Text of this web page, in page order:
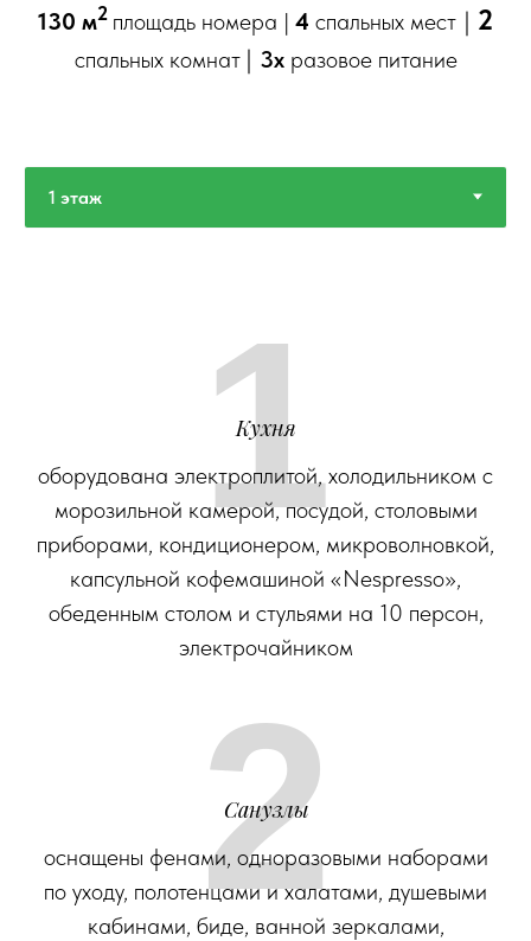
130 м2 площадь номера | 4 спальных мест | 2
спальных комнат | 3х разовое питание
Кухня
оборудована электроплитой, холодильником с
морозильной камерой, посудой, столовыми
приборами, кондиционером, микроволновкой,
капсульной кофемашиной «Nespresso»,
обеденным столом и стульями на 10 персон,
электрочайником
1
Санузлы
оснащены фенами, одноразовыми наборами
по уходу, полотенцами и халатами, душевыми
кабинами, биде, ванной зеркалами,
2